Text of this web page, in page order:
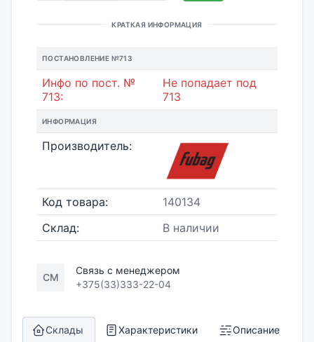
КРАТКАЯ ИНФОРМАЦИЯ
ПОСТАНОВЛЕНИЕ №713
Инфо по пост. №
713:
Не попадает под
713
ИНФОРМАЦИЯ
Производитель:
Код товара:
140134
Склад:
В наличии
СМ
Связь с менеджером
+375(33)333-22-04
Склады Характеристики Описание